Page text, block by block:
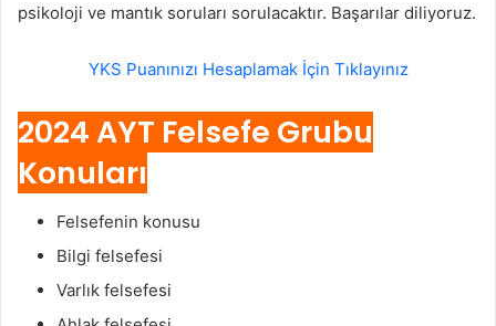
psikoloji ve mantık soruları sorulacaktır. Başarılar diliyoruz.
YKS Puanınızı Hesaplamak İçin Tıklayınız
2024 AYT Felsefe Grubu
Konuları
Felsefenin konusu
Bilgi felsefesi
Varlık felsefesi